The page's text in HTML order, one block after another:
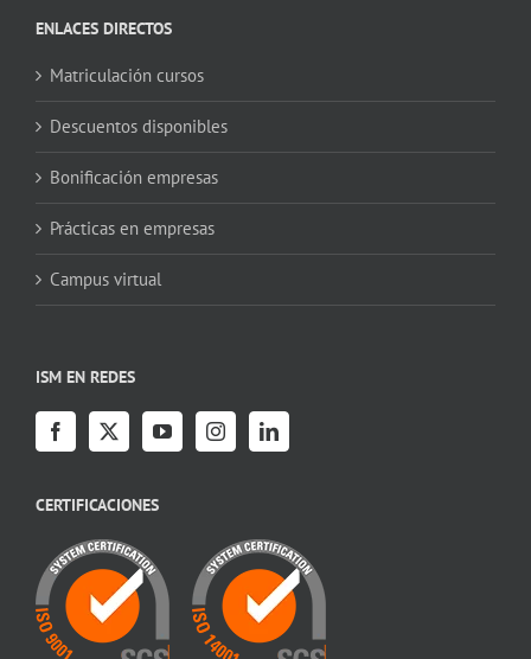
ENLACES DIRECTOS
Matriculación cursos
Descuentos disponibles
Bonificación empresas
Prácticas en empresas
Campus virtual
ISM EN REDES
CERTIFICACIONES